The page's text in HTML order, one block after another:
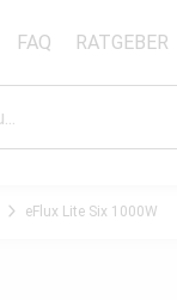
FAQ RATGEBER
eFlux Lite Six 1000W